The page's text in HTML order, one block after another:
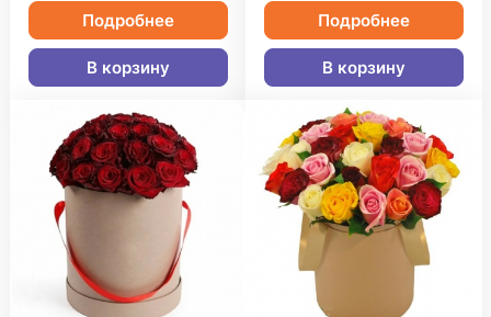
Подробнее
В корзину
Подробнее
В корзину